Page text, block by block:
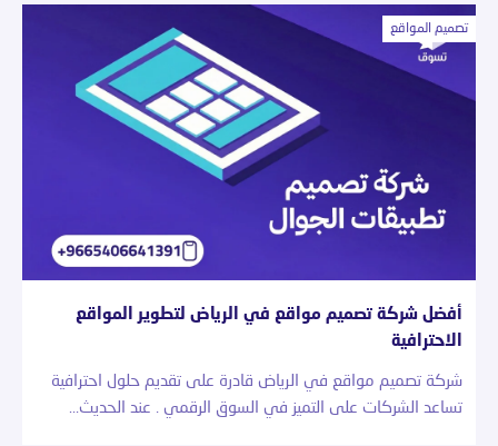
تصميم المواقع
أفضل شركة تصميم مواقع في الرياض لتطوير المواقع
الاحترافية
شركة تصميم مواقع في الرياض قادرة على تقديم حلول احترافية
تساعد الشركات على التميز في السوق الرقمي . عند الحديث…